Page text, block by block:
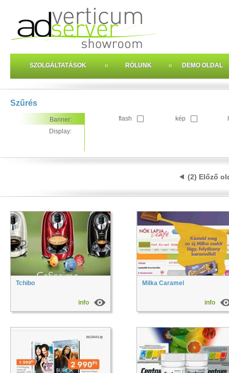
SZOLGÁLTATÁSOK RÓLUNK DEMO OLDAL
Szűrés
Banner:
Display:
flash kép
(2) Előző
Tchibo
info
Milka Caramel
info